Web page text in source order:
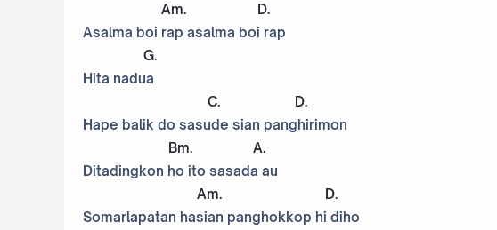
Am. D.
Asalma boi rap asalma boi rap
G.
Hita nadua
C. D.
Hape balik do sasude sian panghirimon
Bm. A.
Ditadingkon ho ito sasada au
Am. D.
Somarlapatan hasian panghokkop hi diho